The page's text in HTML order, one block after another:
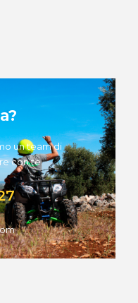
un team di
con te.